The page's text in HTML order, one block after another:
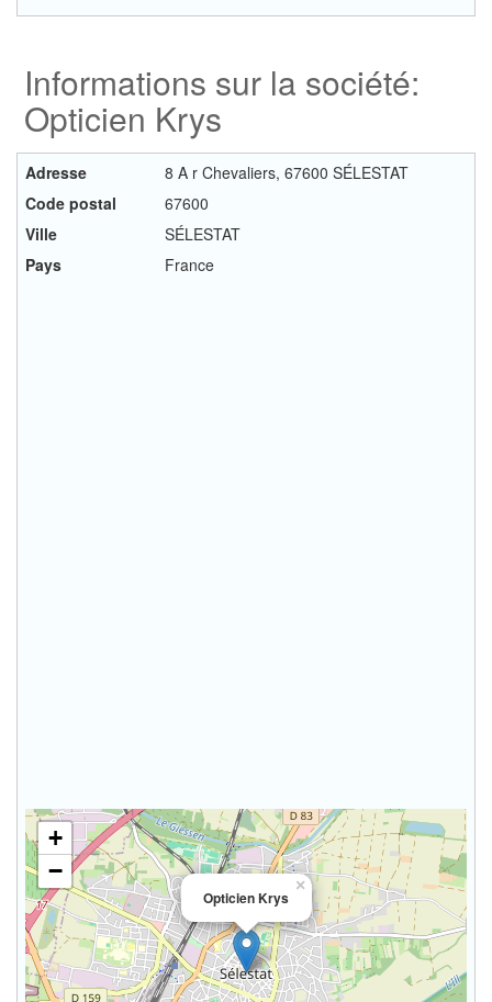
Informations sur la société:
Opticien Krys
Adresse
8 A r Chevaliers, 67600 SÉLESTAT
Code postal
67600
Ville
SÉLESTAT
Pays
France
Opticien Krys
×
+
−